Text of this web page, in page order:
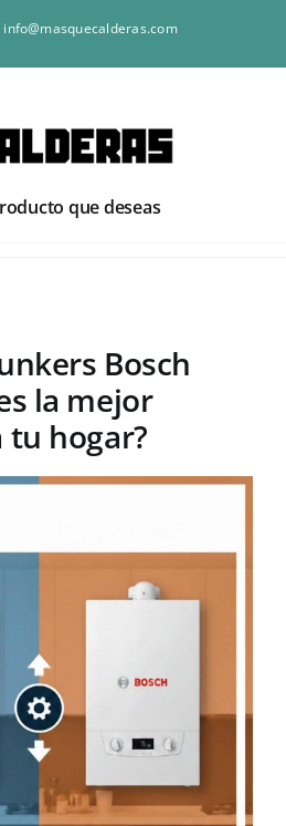
info@masquecalderas.com
que deseas
Bosch
la mejor
tu hogar?